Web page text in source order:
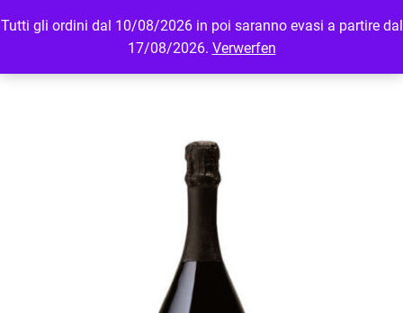
Tutti gli ordini dal 10/08/2026 in poi saranno evasi a partire dal
17/08/2026. Verwerfen
MENU LOGIN